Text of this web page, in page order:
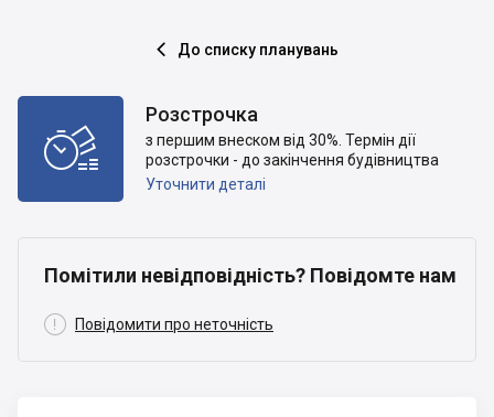
 До списку планувань

Розстрочка
з першим внеском від 30%. Термін дії
розстрочки - до закінчення будівництва
Уточнити деталі
Помітили невідповідність? Повідомте нам
 Повідомити про неточність